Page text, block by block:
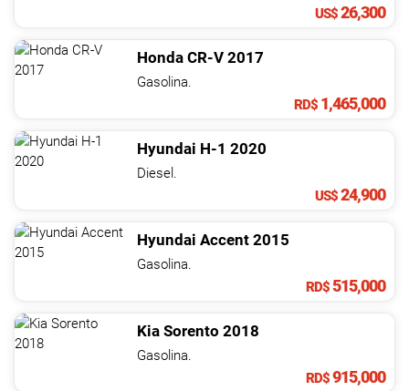
US$26,300
Honda CR-V 2017
Gasolina.
RD$ 1,465,000
Hyundai H-1 2020
Diesel.
US$24,900
Hyundai Accent 2015
Gasolina.
RD$515,000
Kia Sorento 2018
Gasolina.
RD$915,000